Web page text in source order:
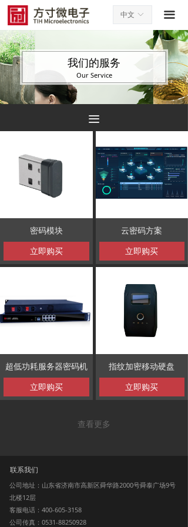
끀
ꀅ
中文
我们的服务
Our Service
끀
密码模块
立即购买
云密码方案
立即购买
超低功耗服务器密码机
立即购买
指纹加密移动硬盘
立即购买
查看更多
联系我们
公司地址：山东省济南市高新区舜华路2000号舜泰广场9号
北楼12层
客服电话：400-605-3158
公司传真：0531-88250928